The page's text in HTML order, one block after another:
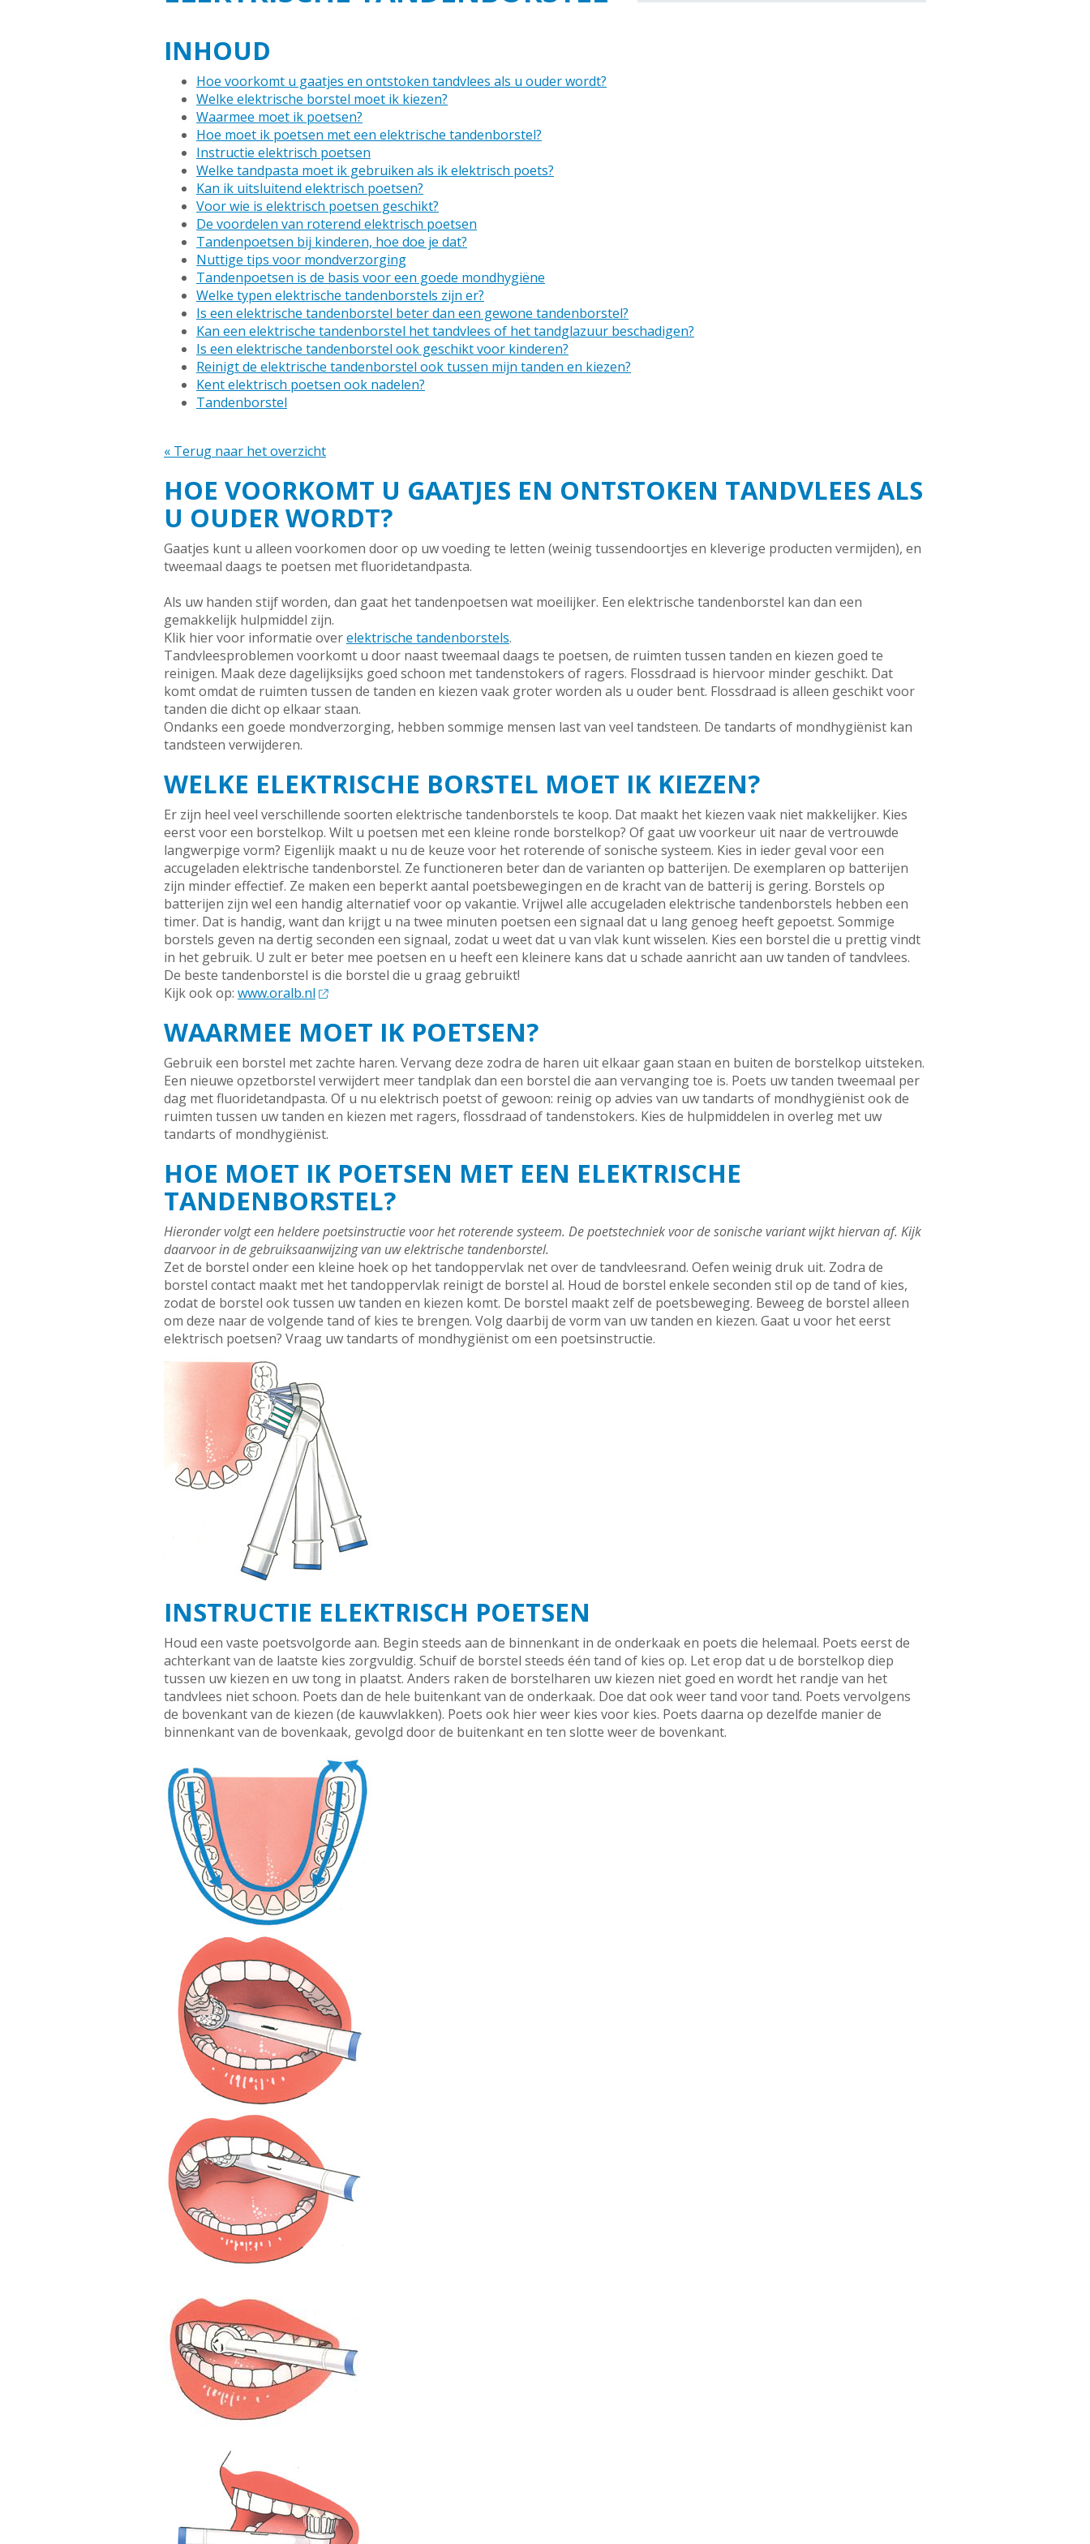
INHOUD
Hoe voorkomt u gaatjes en ontstoken tandvlees als u ouder wordt?
Welke elektrische borstel moet ik kiezen?
Waarmee moet ik poetsen?
Hoe moet ik poetsen met een elektrische tandenborstel?
Instructie elektrisch poetsen
Welke tandpasta moet ik gebruiken als ik elektrisch poets?
Kan ik uitsluitend elektrisch poetsen?
Voor wie is elektrisch poetsen geschikt?
De voordelen van roterend elektrisch poetsen
Tandenpoetsen bij kinderen, hoe doe je dat?
Nuttige tips voor mondverzorging
Tandenpoetsen is de basis voor een goede mondhygiëne
Welke typen elektrische tandenborstels zijn er?
Is een elektrische tandenborstel beter dan een gewone tandenborstel?
Kan een elektrische tandenborstel het tandvlees of het tandglazuur beschadigen?
Is een elektrische tandenborstel ook geschikt voor kinderen?
Reinigt de elektrische tandenborstel ook tussen mijn tanden en kiezen?
Kent elektrisch poetsen ook nadelen?
Tandenborstel
« Terug naar het overzicht
HOE VOORKOMT U GAATJES EN ONTSTOKEN TANDVLEES ALS
U OUDER WORDT?
Gaatjes kunt u alleen voorkomen door op uw voeding te letten (weinig tussendoortjes en kleverige producten vermijden), en
tweemaal daags te poetsen met fluoridetandpasta.
Als uw handen stijf worden, dan gaat het tandenpoetsen wat moeilijker. Een elektrische tandenborstel kan dan een
gemakkelijk hulpmiddel zijn.
Klik hier voor informatie overelektrische tandenborstels.
Tandvleesproblemen voorkomt u door naast tweemaal daags te poetsen, de ruimten tussen tanden en kiezen goed te
reinigen. Maak deze dagelijksijks goed schoon met tandenstokers of ragers. Flossdraad is hiervoor minder geschikt. Dat
komt omdat de ruimten tussen de tanden en kiezen vaak groter worden als u ouder bent. Flossdraad is alleen geschikt voor
tanden die dicht op elkaar staan.
Ondanks een goede mondverzorging, hebben sommige mensen last van veel tandsteen. De tandarts of mondhygiënist kan
tandsteen verwijderen.
WELKE ELEKTRISCHE BORSTEL MOET IK KIEZEN?
Er zijn heel veel verschillende soorten elektrische tandenborstels te koop. Dat maakt het kiezen vaak niet makkelijker. Kies
eerst voor een borstelkop. Wilt u poetsen met een kleine ronde borstelkop? Of gaat uw voorkeur uit naar de vertrouwde
langwerpige vorm? Eigenlijk maakt u nu de keuze voor het roterende of sonische systeem. Kies in ieder geval voor een
accugeladen elektrische tandenborstel. Ze functioneren beter dan de varianten op batterijen. De exemplaren op batterijen
zijn minder effectief. Ze maken een beperkt aantal poetsbewegingen en de kracht van de batterij is gering. Borstels op
batterijen zijn wel een handig alternatief voor op vakantie. Vrijwel alle accugeladen elektrische tandenborstels hebben een
timer. Dat is handig, want dan krijgt u na twee minuten poetsen een signaal dat u lang genoeg heeft gepoetst. Sommige
borstels geven na dertig seconden een signaal, zodat u weet dat u van vlak kunt wisselen. Kies een borstel die u prettig vindt
in het gebruik. U zult er beter mee poetsen en u heeft een kleinere kans dat u schade aanricht aan uw tanden of tandvlees.
De beste tandenborstel is die borstel die u graag gebruikt!
Kijk ook op: www.oralb.nl
WAARMEE MOET IK POETSEN?
Gebruik een borstel met zachte haren. Vervang deze zodra de haren uit elkaar gaan staan en buiten de borstelkop uitsteken.
Een nieuwe opzetborstel verwijdert meer tandplak dan een borstel die aan vervanging toe is. Poets uw tanden tweemaal per
dag met fluoridetandpasta. Of u nu elektrisch poetst of gewoon: reinig op advies van uw tandarts of mondhygiënist ook de
ruimten tussen uw tanden en kiezen met ragers, flossdraad of tandenstokers. Kies de hulpmiddelen in overleg met uw
tandarts of mondhygiënist.
HOE MOET IK POETSEN MET EEN ELEKTRISCHE
TANDENBORSTEL?
Hieronder volgt een heldere poetsinstructie voor het roterende systeem. De poetstechniek voor de sonische variant wijkt hiervan af. Kijk
daarvoor in de gebruiksaanwijzing van uw elektrische tandenborstel.
Zet de borstel onder een kleine hoek op het tandoppervlak net over de tandvleesrand. Oefen weinig druk uit. Zodra de
borstel contact maakt met het tandoppervlak reinigt de borstel al. Houd de borstel enkele seconden stil op de tand of kies,
zodat de borstel ook tussen uw tanden en kiezen komt. De borstel maakt zelf de poetsbeweging. Beweeg de borstel alleen
om deze naar de volgende tand of kies te brengen. Volg daarbij de vorm van uw tanden en kiezen. Gaat u voor het eerst
elektrisch poetsen? Vraag uw tandarts of mondhygiënist om een poetsinstructie.
INSTRUCTIE ELEKTRISCH POETSEN
Houd een vaste poetsvolgorde aan. Begin steeds aan de binnenkant in de onderkaak en poets die helemaal. Poets eerst de
achterkant van de laatste kies zorgvuldig. Schuif de borstel steeds één tand of kies op. Let erop dat u de borstelkop diep
tussen uw kiezen en uw tong in plaatst. Anders raken de borstelharen uw kiezen niet goed en wordt het randje van het
tandvlees niet schoon. Poets dan de hele buitenkant van de onderkaak. Doe dat ook weer tand voor tand. Poets vervolgens
de bovenkant van de kiezen (de kauwvlakken). Poets ook hier weer kies voor kies. Poets daarna op dezelfde manier de
binnenkant van de bovenkaak, gevolgd door de buitenkant en ten slotte weer de bovenkant.